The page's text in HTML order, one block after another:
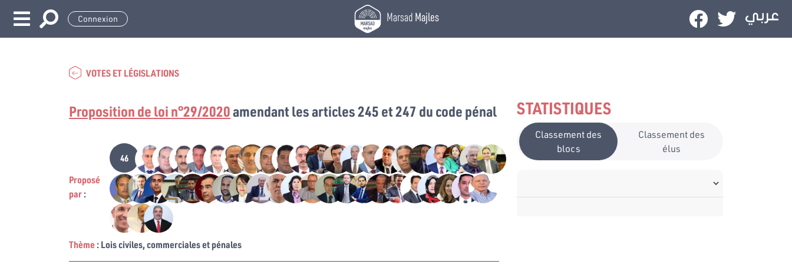
Connexion MarsadMajles
VOTES ET LÉGISLATIONS
STATISTIQUES
Classement des
blocs
Classement des
élus
Proposition de loi n°29/2020amendant les articles 245 et 247 du code pénal
Proposé
par:
46
Thème: Lois civiles, commerciales et pénales